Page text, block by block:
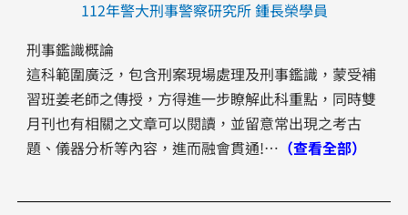
112年警大刑事警察研究所 鍾長榮學員
刑事鑑識概論
這科範圍廣泛，包含刑案現場處理及刑事鑑識，蒙受補
習班姜老師之傳授，方得進一步瞭解此科重點，同時雙
月刊也有相關之文章可以閱讀，並留意常出現之考古
題、儀器分析等內容，進而融會貫通!… （查看全部）